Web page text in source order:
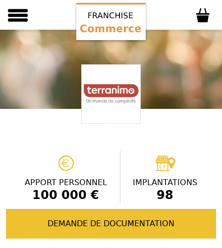
APPORT PERSONNEL
100 000 €
IMPLANTATIONS
98
DEMANDE DE DOCUMENTATION